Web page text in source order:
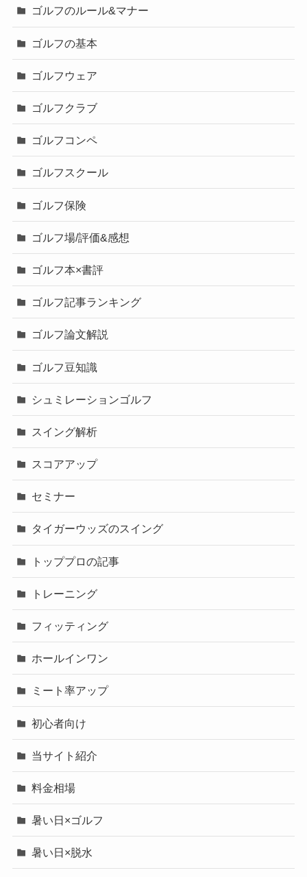
ゴルフのルール&マナー
ゴルフの基本
ゴルフウェア
ゴルフクラブ
ゴルフコンペ
ゴルフスクール
ゴルフ保険
ゴルフ場/評価&感想
ゴルフ本×書評
ゴルフ記事ランキング
ゴルフ論文解説
ゴルフ豆知識
シュミレーションゴルフ
スイング解析
スコアアップ
セミナー
タイガーウッズのスイング
トッププロの記事
トレーニング
フィッティング
ホールインワン
ミート率アップ
初心者向け
当サイト紹介
料金相場
暑い日×ゴルフ
暑い日×脱水